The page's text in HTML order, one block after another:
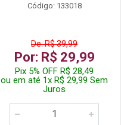
Código: 133018
De: R$ 39,99
Por: R$ 29,99
Pix 5% OFF R$ 28,49
ou em até 1x R$ 29,99 Sem
Juros